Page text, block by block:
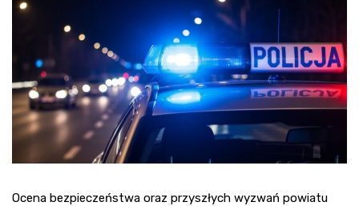
Ocena bezpieczeństwa oraz przyszłych wyzwań powiatu